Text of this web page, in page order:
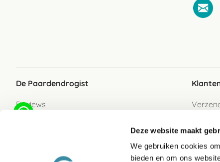
Deze website maakt
We gebruiken cookies
bieden en om ons
De Paardendrogist
Reviews
Retour